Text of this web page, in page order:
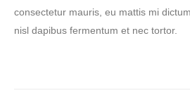
consectetur mauris, eu mattis mi
nisl dapibus fermentum et nec tortor.